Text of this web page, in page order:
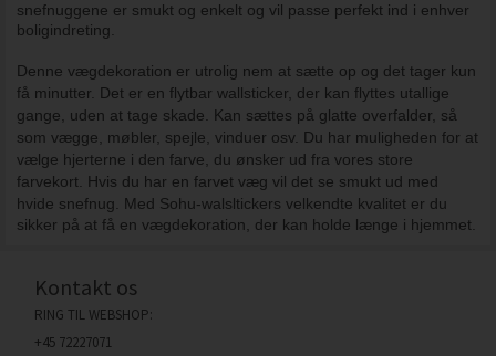
snefnuggene er smukt og enkelt og vil passe perfekt ind i enhver
boligindreting.
Denne vægdekoration er utrolig nem at sætte op og det tager kun
få minutter. Det er en flytbar wallsticker, der kan flyttes utallige
gange, uden at tage skade. Kan sættes på glatte overfalder, så
som vægge, møbler, spejle, vinduer osv. Du har muligheden for at
vælge hjerterne i den farve, du ønsker ud fra vores store
farvekort. Hvis du har en farvet væg vil det se smukt ud med
hvide snefnug. Med Sohu-walsltickers velkendte kvalitet er du
sikker på at få en vægdekoration, der kan holde længe i hjemmet.
Kontakt os
RING TIL WEBSHOP:
+45 72227071